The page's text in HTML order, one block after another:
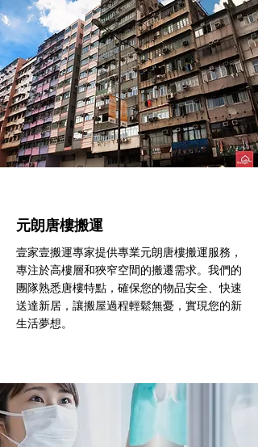
元朗​唐樓搬運
壹家壹搬運專家提供專業元朗唐樓搬運服務，
專注於高樓層和狹窄空間的搬遷需求。我們的
團隊熟悉唐樓特點，確保您的物品安全、快速
送達新居，讓搬屋過程輕鬆無憂，實現您的新
生活夢想。